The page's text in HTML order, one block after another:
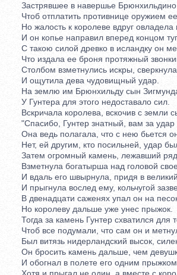
Застрявшее в навершье Брюнхильдино
Чтоб отплатить противнице оружием ее.
Но жалость к королеве вдруг овладела
И он копье направил вперед концом
С такою силой древко в исландку он
Что издала ее броня протяжный
Столбом взметнулись искры, сверкнула
И ощутила дева чудовищный удар.
На землю им Брюнхильду сын
У Гунтера для этого недоставало сил.
Вскричала королева, вскочив с земли
"Спасибо, Гунтер знатный, вам за удар
Она ведь полагала, что с нею бьется
Нет, ей другим, кто посильней, удар
Затем огромный камень, лежавший
Взметнула богатырша над головой
И вдаль его швырнула, придя в великий
И прыгнула вослед ему, кольчугой
В двенадцати саженях упал он на
Но королеву дальше уже унес прыжок.
Тогда за камень Гунтер схватился для
Чтоб все подумали, что сам он и
Был витязь нидерландский высок,
Он бросить камень дальше, чем
И обогнал в полете его одним прыжком,
Хотя и прыгал не один, а вместе с